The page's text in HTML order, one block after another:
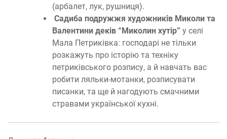
(арбалет, лук, рушниця).
Садиба подружжя художників Миколи та
Валентини деків “Миколин хутір” у селі
Мала Петриківка: господарі не тільки
розкажуть про історію та техніку
петриківського розпису, а й навчать вас
робити ляльки-мотанки, розписувати
писанки, та ще й нагодують смачними
стравами української кухні.